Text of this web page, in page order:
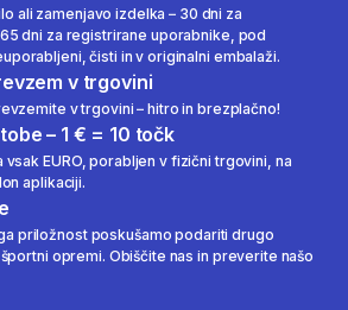
ali zamenjavo izdelka – 30 dni za
dni za registrirane uporabnike, pod
čisti in v originalni embalaži.
v trgovini
v trgovini – hitro in brezplačno!
– 1 € = 10 točk
vsak EURO, porabljen v fizični trgovini, na
aplikaciji.
priložnost poskušamo podariti drugo
opremi. Obiščite nas in preverite našo